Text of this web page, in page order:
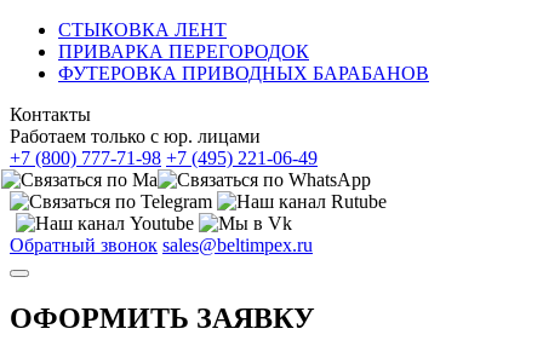
СТЫКОВКА ЛЕНТ
ПРИВАРКА ПЕРЕГОРОДОК
ФУТЕРОВКА ПРИВОДНЫХ БАРАБАНОВ
Контакты
Работаем только с юр. лицами
+7 (800) 777-71-98 +7 (495) 221-06-49
Обратный звонок sales@beltimpex.ru
ОФОРМИТЬ ЗАЯВКУ